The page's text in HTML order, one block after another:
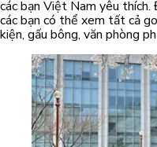
các bạn Việt Nam yêu
các bạn có thể xem tất cả
kiện, gấu bông, văn phòng